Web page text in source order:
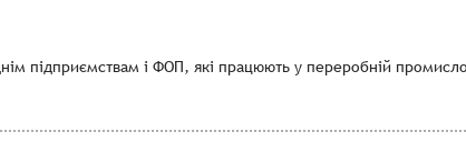
підприємствам і ФОП, які працюють у переробній